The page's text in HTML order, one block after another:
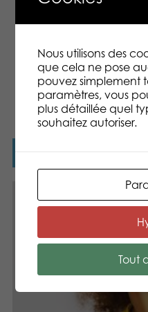
Vous trouverez
Nous utilisons des
que cela ne pose
pouvez simplement
paramètres, vous
plus détaillée quel
souhaitez autoriser.
Tout